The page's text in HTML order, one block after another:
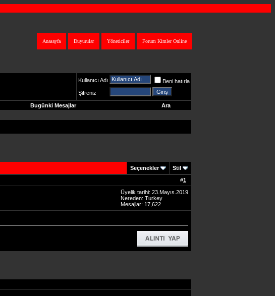
Forum Kimler Online
Yöneticiler
Duyurular
Anasayfa
Kullanıcı Adı
Beni hatırla
Şifreniz
Bugünki Mesajlar Ara
Seçenekler
Stil
#1
Üyelik tarihi: 23.Mayıs.2019
Nereden: Turkey
Mesajlar: 17,622